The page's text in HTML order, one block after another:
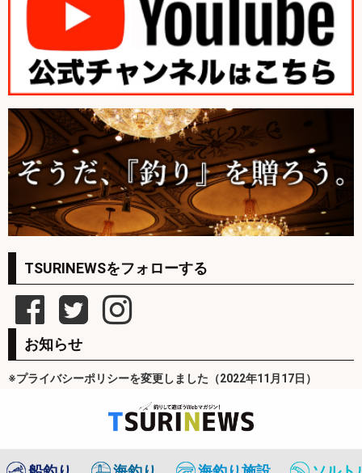
TSURINEWSをフォローする
お知らせ
※プライバシーポリシーを変更しました（2022年11月17日）